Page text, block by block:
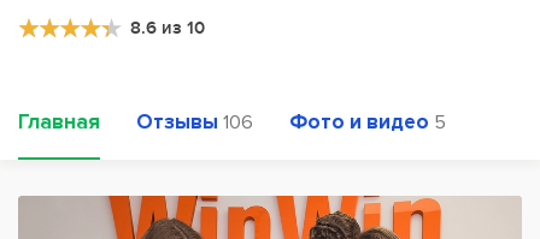
8.6 из 10
Главная Отзывы 106 Фото и видео 5